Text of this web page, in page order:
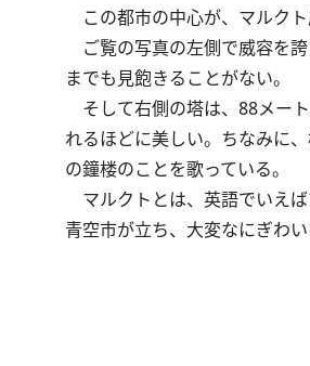
この都市の中心が、マルクト
ご覧の写真の左側で威容を
までも見飽きることがない。
そして右側の塔は、88メー
れるほどに美しい。ちなみに
の鐘楼のことを歌っている。
マルクトとは、英語でいえ
青空市が立ち、大変なにぎわい